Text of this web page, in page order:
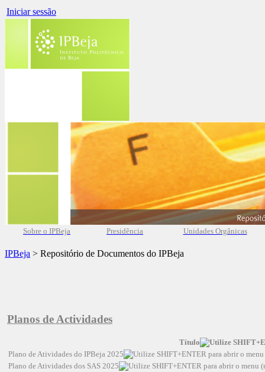
Iniciar sessão
Sobre o IPBeja Presidência Unidades Orgânicas
IPBeja > Repositório de Documentos do IPBeja
Planos de Actividades
Título
Plano de Atividades do IPBeja 2025
Plano de Atividades dos SAS 2025